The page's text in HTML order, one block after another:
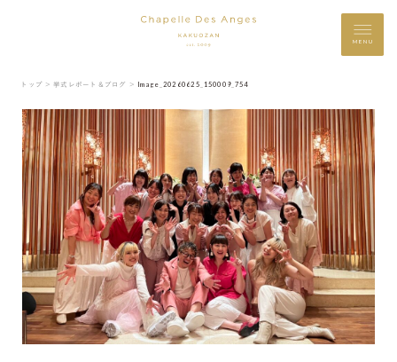
MENU
トップ ＞ 挙式レポート＆ブログ ＞ Image_20260625_150009_754